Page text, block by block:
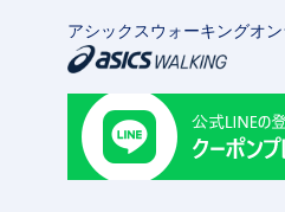
アシックスウォーキングオ